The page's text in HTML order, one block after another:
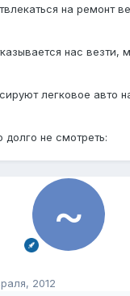
на ремонт
нас везти,
легковое авто
не смотреть:
2012